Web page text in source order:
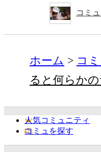
コミ
ホーム コ
ると何らか
人気コミュニティ
コミュを探す